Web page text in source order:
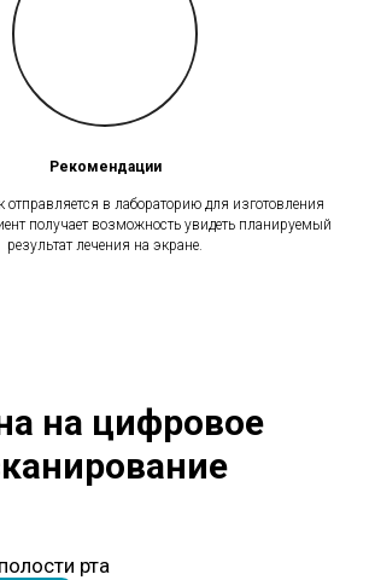
Рекомендации
в лабораторию для изготовления
получает возможность увидеть планируемый
результат лечения на экране.
на цифровое
рта